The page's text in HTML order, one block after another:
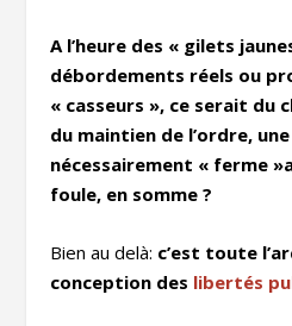
A l’heure des « gilets
débordements réels ou
« casseurs », ce serait du
du maintien de l’ordre,
nécessairement « ferme
foule, en somme ?
Bien au delà: c’est toute
conception des libertés